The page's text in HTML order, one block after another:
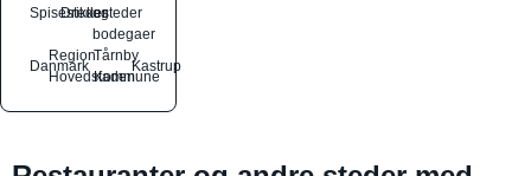
Spisesteder
Drikkesteder
og
bodegaer
Danmark
Region
Hovedstaden
Tårnby
Kommune
Kastrup